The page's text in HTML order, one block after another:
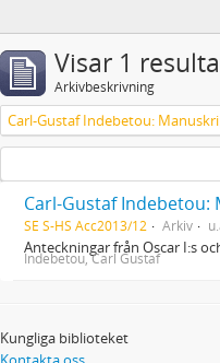
Visar 1
Arkivbeskrivning
Carl-Gustaf Indebetou:
Carl-Gustaf Indebetou:
SE S-HS Acc2013/12 Arkiv
Anteckningar från Oscar I:s
Indebetou, Carl Gustaf
Kungliga biblioteket